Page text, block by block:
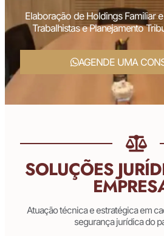
Elaboração de Holdings Familiar
Trabalhistas e Planejamento
AGENDE UMA
SOLUÇÕES
Atuação técnica e estratégica em
segurança jurídica do